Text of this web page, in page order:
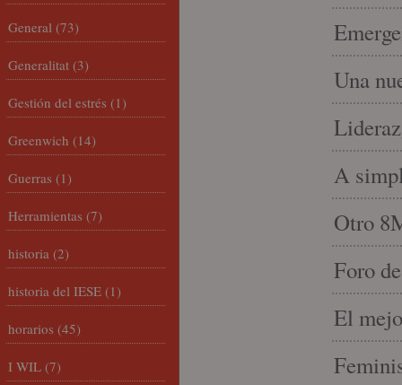
Una
A
Otro
Foro
El
General (73)
Generalitat (3)
Gestión del estrés (1)
Greenwich (14)
Guerras (1)
Herramientas (7)
historia (2)
historia del IESE (1)
horarios (45)
I WIL (7)